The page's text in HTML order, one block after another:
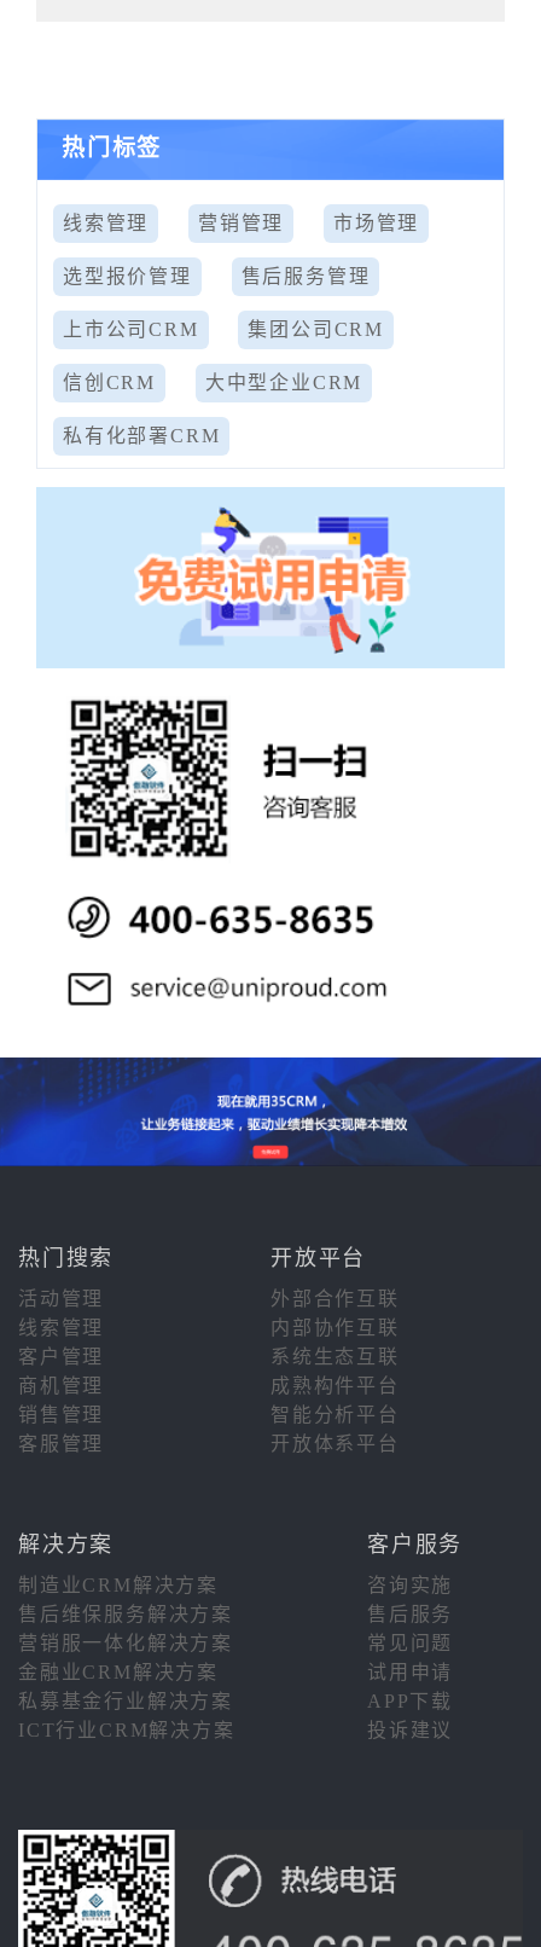
热门标签
线索管理 营销管理 市场管理
选型报价管理 售后服务管理
上市公司CRM 集团公司CRM
信创CRM 大中型企业CRM
私有化部署CRM
热门搜索 开放平台
活动管理
外部合作互联
线索管理
内部协作互联
客户管理
系统生态互联
商机管理
成熟构件平台
销售管理
智能分析平台
客服管理
开放体系平台
解决方案 客户服务
制造业CRM解决方案
咨询实施
售后维保服务解决方案
售后服务
营销服一体化解决方案
常见问题
金融业CRM解决方案
试用申请
私募基金行业解决方案
APP下载
ICT行业CRM解决方案
投诉建议